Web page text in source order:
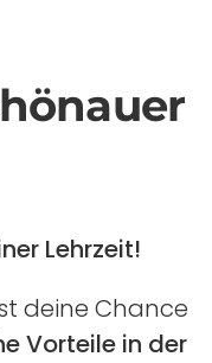
Lehrzeit!
deine Chance
Vorteile in der